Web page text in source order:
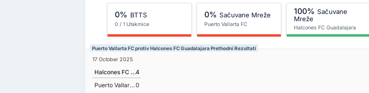
0% BTTS
0 / 1 Utakmice
0% Sačuvane Mreže
Puerto Vallarta FC
100% Sačuvane
Mreže
Halcones FC Guadalajara
Puerto Vallarta FC protiv Halcones FC Guadalajara Prethodni Rezultati
17 October 2025
Halcones FC Guadalajara4
Puerto Vallarta FC0